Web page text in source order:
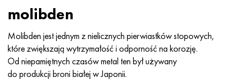
molibden
Molibden jest jednym z nielicznych pierwiastków stopowych,
które zwiększają wytrzymałość i odporność na korozję.
Od niepamiętnych czasów metal ten był używany
do produkcji broni białej w Japonii.
Hastelloy b3
Hastelloy c4
Hastelloy c22
40G, 40Mn4, AISI 1035
38XM, 42CrMo4, AISI 1.7225
40ХН, 36NiCr6, AISI 3135